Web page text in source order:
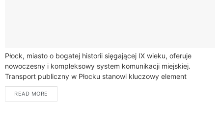
Płock, miasto o bogatej historii sięgającej IX wieku, oferuje
nowoczesny i kompleksowy system komunikacji miejskiej.
Transport publiczny w Płocku stanowi kluczowy element
codziennego życia mieszkańców oraz ułatwia zwiedzanie
turystom.Autobusy komunikacji...
READ MORE